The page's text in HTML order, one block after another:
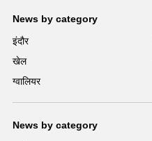
News by category
इंदौर
खेल
ग्वालियर
News by category